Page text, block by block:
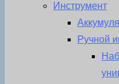
Инструмент
Ручной